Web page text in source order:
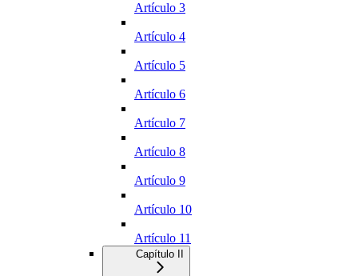
Artículo 3
Artículo 4
Artículo 5
Artículo 6
Artículo 7
Artículo 8
Artículo 9
Artículo 10
Artículo 11
Capítulo II